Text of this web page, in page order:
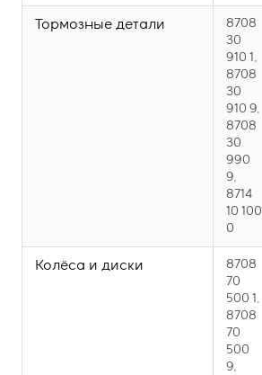
Тормозные детали
8708
30
910 1,
8708
30
910 9,
8708
30
990
9,
8714
10 100
0
Колёса и диски
8708
70
500 1,
8708
70
500
9,